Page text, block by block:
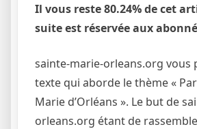
Il vous reste 80.24% de cet
suite est réservée aux
sainte-marie-orleans.org vous
texte qui aborde le thème «
Marie d’Orléans ». Le but de
orleans.org étant de